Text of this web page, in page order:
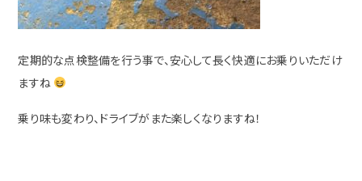
定期的な点検整備を行う事で、安心して長く快適にお乗りいただけ
ますね
乗り味も変わり、ドライブがまた楽しくなりますね！